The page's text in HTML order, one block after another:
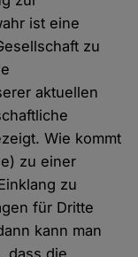
ist eine
zu
aktuellen
Wie kommt
zu einer
zu
für Dritte
kann man